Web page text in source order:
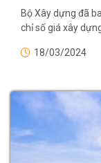
Bộ Xây dựng đã
chỉ số giá xây
18/03/2024